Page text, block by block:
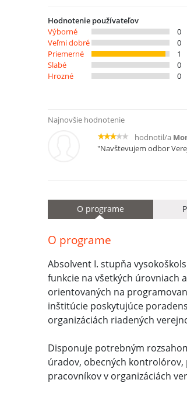
Hodnotenie používateľov
Výborné
0
Veľmi dobré
0
Priemerné
1
Slabé
0
Hrozné
0
Najnovšie hodnotenie
hodnotil/a
"Navštevujem odbor
O programe
O programe
Absolvent I. stupňa
funkcie na všetkých úrovniach
orientovaných na
inštitúcie poskytujúce
organizáciách riadených
Disponuje potrebným
úradov, obecných
pracovníkov v organizáciách